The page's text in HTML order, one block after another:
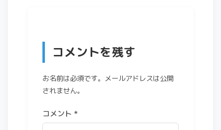
コメントを残す
お名前は必須です。メールアドレスは公開
されません。
コメント *